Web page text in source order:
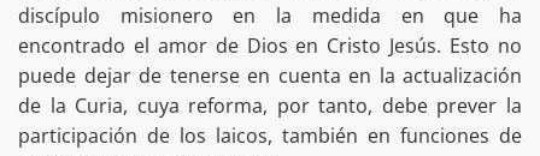
discípulo misionero en la medida en que ha
encontrado el amor de Dios en Cristo Jesús. Esto no
puede dejar de tenerse en cuenta en la actualización
de la Curia, cuya reforma, por tanto, debe prever la
participación de los laicos, también en funciones de